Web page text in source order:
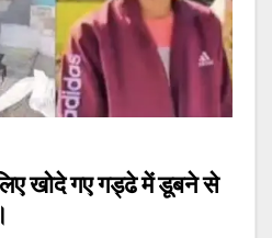
खोदे गए गड्ढे में डूबने से